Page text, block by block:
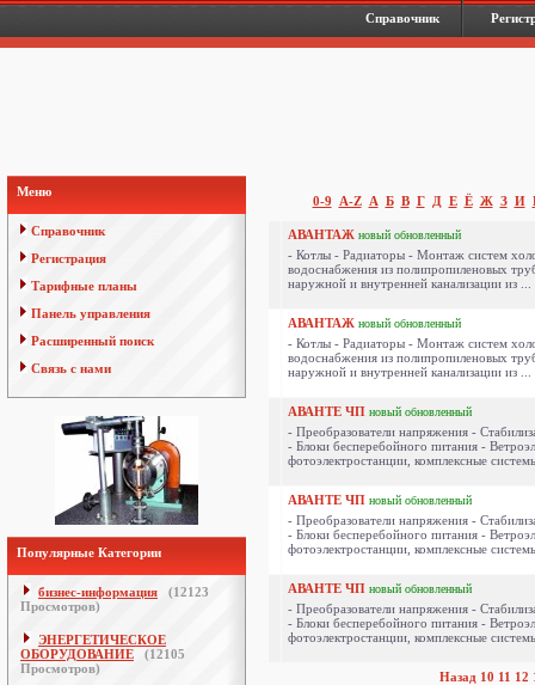
Справочник
Меню
Справочник
Регистрация
Тарифные планы
Панель управления
Расширенный поиск
Связь с нами
Популярные Категории
бизнес-информация (12123
Просмотров)
ЭНЕРГЕТИЧЕСКОЕ
ОБОРУДОВАНИЕ
(12105
Просмотров)
0-9 A-Z А Б В Г Д Е Ё Ж З И
АВАНТАЖ новый обновленный
- Котлы - Радиаторы - Монтаж систем
водоснабжения из полипропиленовых
наружной и внутренней канализации из ...
АВАНТАЖ новый обновленный
- Котлы - Радиаторы - Монтаж систем
водоснабжения из полипропиленовых
наружной и внутренней канализации из ...
АВАНТЕ ЧП новый обновленный
- Преобразователи напряжения -
- Блоки бесперебойного питания -
фотоэлектростанции, комплексные
АВАНТЕ ЧП новый обновленный
- Преобразователи напряжения -
- Блоки бесперебойного питания -
фотоэлектростанции, комплексные
АВАНТЕ ЧП новый обновленный
- Преобразователи напряжения -
- Блоки бесперебойного питания -
фотоэлектростанции, комплексные
Назад 10 11 12